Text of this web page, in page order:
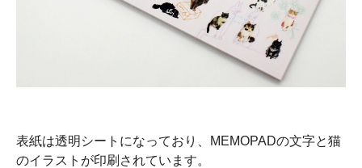
表紙は透明シートになっており、MEMOPADの文字と猫
のイラストが印刷されています。